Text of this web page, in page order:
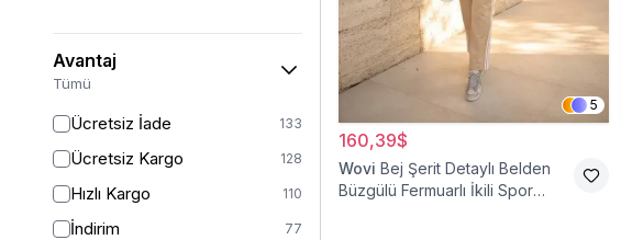
42/44 15
44
46
2 (44-46)
46/48
Avantaj
Tümü
Ücretsiz İade 133
Ücretsiz Kargo 128
Hızlı Kargo 110
İndirim 77
5
160,39$
Wovi Bej Şerit Detaylı Belden
Büzgülü Fermuarlı İkili Spor